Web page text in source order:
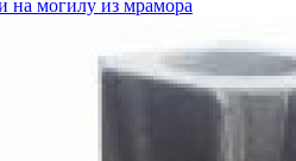
на могилу из мрамора